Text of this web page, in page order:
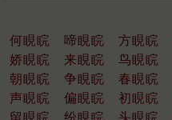
何睍睆 啼睍睆 方睍睆
娇睍睆
来睍睆 鸟睍睆
朝睍睆
争睍睆 春睍睆
声睍睆
偏睍睆 初睍睆
留睍睆
纷睍睆 头睍睆